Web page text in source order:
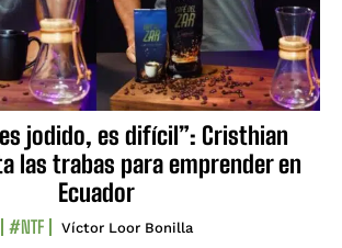
jodido, es difícil”: Cristhian
las trabas para emprender en
Ecuador
#NTF Víctor Loor Bonilla